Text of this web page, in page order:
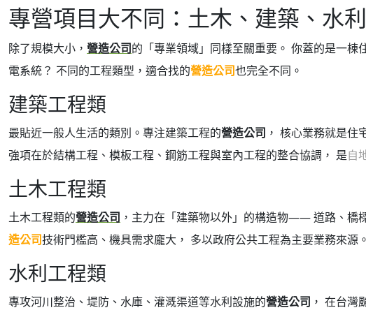
專營項目大不同：土木、建築、水
除了規模大小， 營造公司的「專業領域」同樣至關重要。 你蓋的是一
電系統？ 不同的工程類型，適合找的營造公司也完全不同。
建築工程類
最貼近一般人生活的類別。專注建築工程的營造公司 ， 核心業務就是
強項在於結構工程、模板工程、鋼筋工程與室內工程的整合協調， 是自
土木工程類
土木工程類的營造公司 ，主力在「建築物以外」的構造物—— 道路、橋
造公司技術門檻高、機具需求龐大， 多以政府公共工程為主要業務來源。
水利工程類
專攻河川整治、堤防、水庫、灌溉渠道等水利設施的營造公司 ， 在台灣